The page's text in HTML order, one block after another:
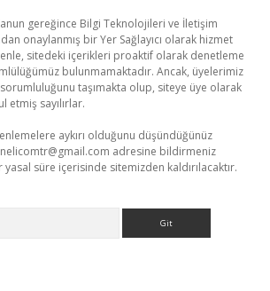
gereğince Bilgi Teknolojileri ve İletişim
onaylanmış bir Yer Sağlayıcı olarak hizmet
sitedeki içerikleri proaktif olarak denetleme
bulunmamaktadır. Ancak, üyelerimiz
taşımakta olup, siteye üye olarak
etmiş sayılırlar.
aykırı olduğunu düşündüğünüz
adresine bildirmeniz
süre içerisinde sitemizden kaldırılacaktır.